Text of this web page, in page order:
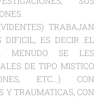
TRABAJAN
ES DECIR EL
A MENUDO SE LES
DE TIPO MISTICO
ETC...) CON
Y TRAUMATICAS, CON